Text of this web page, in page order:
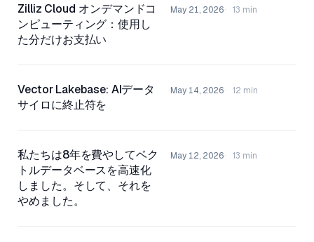
Zilliz Cloud オンデマンドコ
ンピューティング：使用し
た分だけお支払い
May 21, 2026 13 min
Vector Lakebase: AIデータ
サイロに終止符を
May 14, 2026 12 min
私たちは8年を費やしてベク
トルデータベースを高速化
しました。そして、それを
やめました。
May 12, 2026 13 min